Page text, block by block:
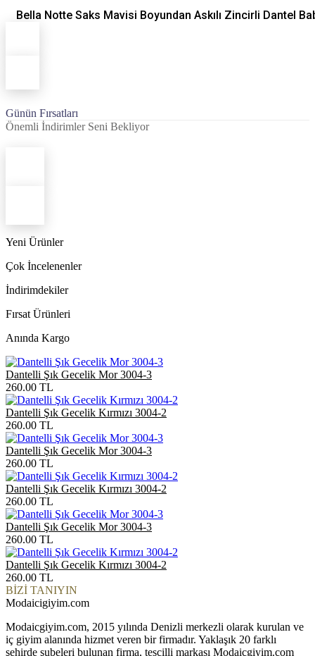
Bella Notte Saks Mavisi Boyundan Askılı Zincirli Dantel
Günün Fırsatları
Önemli İndirimler Seni Bekliyor
Yeni Ürünler
Çok İncelenenler
İndirimdekiler
Fırsat Ürünleri
Anında Kargo
Dantelli Şık Gecelik Mor 3004-3
260.00 TL
Dantelli Şık Gecelik Kırmızı 3004-2
260.00 TL
Dantelli Şık Gecelik Mor 3004-3
260.00 TL
Dantelli Şık Gecelik Kırmızı 3004-2
260.00 TL
Dantelli Şık Gecelik Mor 3004-3
260.00 TL
Dantelli Şık Gecelik Kırmızı 3004-2
260.00 TL
BİZİ TANIYIN
Modaicigiyim.com
Modaicgiyim.com, 2015 yılında Denizli merkezli olarak kurulan ve
iç giyim alanında hizmet veren bir firmadır. Yaklaşık 20 farklı
şehirde şubeleri bulunan firma, tescilli markası Modaicgiyim.com